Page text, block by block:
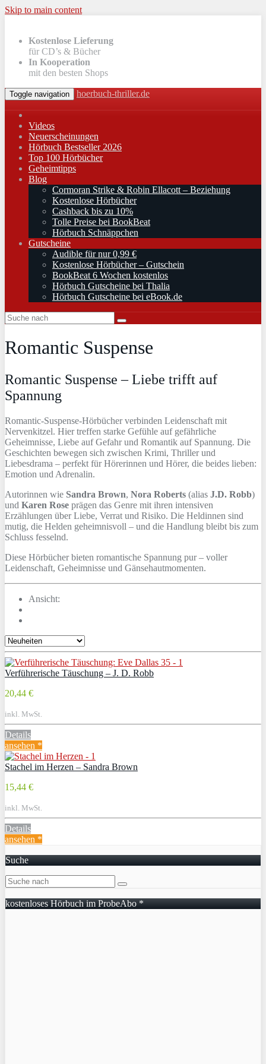
Skip to main content
Kostenlose Lieferung
für CD’s & Bücher
In Kooperation
mit den besten Shops
Toggle navigation hoerbuch-thriller.de
Videos
Neuerscheinungen
Hörbuch Bestseller 2026
Top 100 Hörbücher
Geheimtipps
Blog
Cormoran Strike & Robin Ellacott – Beziehung
Kostenlose Hörbücher
Cashback bis zu 10%
Tolle Preise bei BookBeat
Hörbuch Schnäppchen
Gutscheine
Audible für nur 0,99 €
Kostenlose Hörbücher – Gutschein
BookBeat 6 Wochen kostenlos
Hörbuch Gutscheine bei Thalia
Hörbuch Gutscheine bei eBook.de
Romantic Suspense
Romantic Suspense – Liebe trifft auf
Spannung
Romantic-Suspense-Hörbücher verbinden Leidenschaft mit
Nervenkitzel. Hier treffen starke Gefühle auf gefährliche
Geheimnisse, Liebe auf Gefahr und Romantik auf Spannung. Die
Geschichten bewegen sich zwischen Krimi, Thriller und
Liebesdrama – perfekt für Hörerinnen und Hörer, die beides lieben:
Emotion und Adrenalin.
Autorinnen wie Sandra Brown, Nora Roberts (alias J.D. Robb)
und Karen Rose prägen das Genre mit ihren intensiven
Erzählungen über Liebe, Verrat und Risiko. Die Heldinnen sind
mutig, die Helden geheimnisvoll – und die Handlung bleibt bis zum
Schluss fesselnd.
Diese Hörbücher bieten romantische Spannung pur – voller
Leidenschaft, Geheimnisse und Gänsehautmomenten.
Ansicht:
Verführerische Täuschung – J. D. Robb
20,44 €
inkl. MwSt.
Details
ansehen *
Stachel im Herzen – Sandra Brown
15,44 €
inkl. MwSt.
Details
ansehen *
Suche
kostenloses Hörbuch im ProbeAbo *